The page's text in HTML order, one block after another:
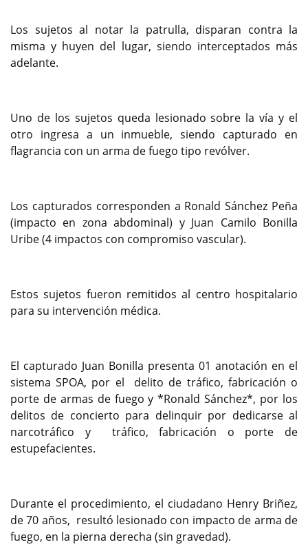
Los sujetos al notar la patrulla, disparan contra la
misma y huyen del lugar, siendo interceptados más
adelante.
Uno de los sujetos queda lesionado sobre la vía y el
otro ingresa a un inmueble, siendo capturado en
flagrancia con un arma de fuego tipo revólver.
Los capturados corresponden a Ronald Sánchez Peña
(impacto en zona abdominal) y Juan Camilo Bonilla
Uribe (4 impactos con compromiso vascular).
Estos sujetos fueron remitidos al centro hospitalario
para su intervención médica.
El capturado Juan Bonilla presenta 01 anotación en el
sistema SPOA, por el delito de tráfico, fabricación o
porte de armas de fuego y *Ronald Sánchez*, por los
delitos de concierto para delinquir por dedicarse al
narcotráfico y tráfico, fabricación o porte de
estupefacientes.
Durante el procedimiento, el ciudadano Henry Briñez,
de 70 años, resultó lesionado con impacto de arma de
fuego, en la pierna derecha (sin gravedad).